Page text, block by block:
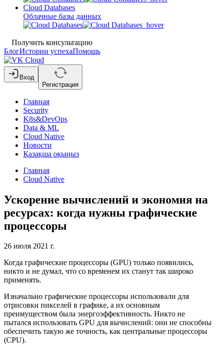
Cloud Databases
Облачные базы данных
Получить консультацию
БлогИстории успехаПомощь
Вход
Регистрация
Главная
Security
K8s&DevOps
Data & ML
Cloud Native
Новости
Қазақша оқыңыз
Главная
Cloud Native
Ускорение вычислений и экономия на
ресурсах: когда нужны графические
процессоры
26 июля 2021 г.
Когда графические процессоры (GPU) только появились,
никто и не думал, что со временем их станут так широко
применять.
Изначально графические процессоры использовали для
отрисовки пикселей в графике, а их основным
преимуществом была энергоэффективность. Никто не
пытался использовать GPU для вычислений: они не способны
обеспечить такую же точность, как центральные процессоры
(CPU).